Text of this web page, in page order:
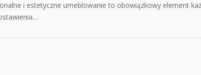
i estetyczne umeblowanie to obowiązkowy element